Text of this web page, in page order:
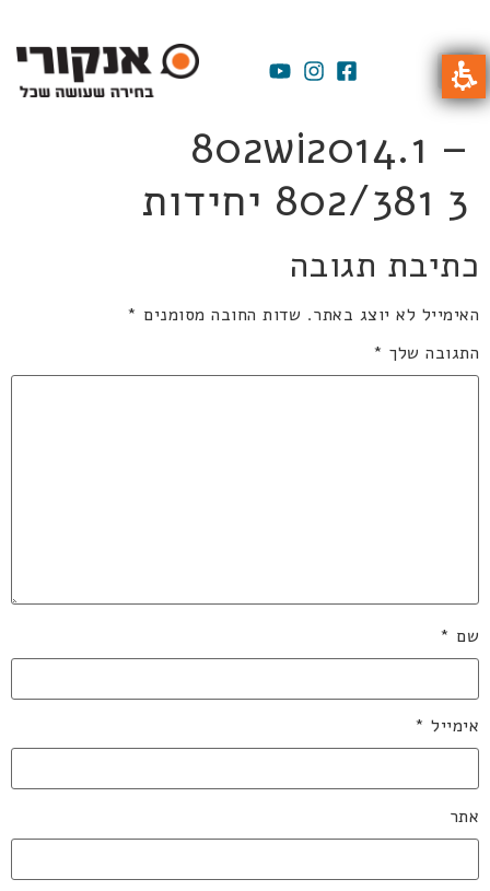
802wi2014.1 –
802/381 3 יחידות
כתיבת תגובה
האימייל לא יוצג באתר. שדות החובה מסומנים *
התגובה שלך *
שם *
אימייל *
אתר